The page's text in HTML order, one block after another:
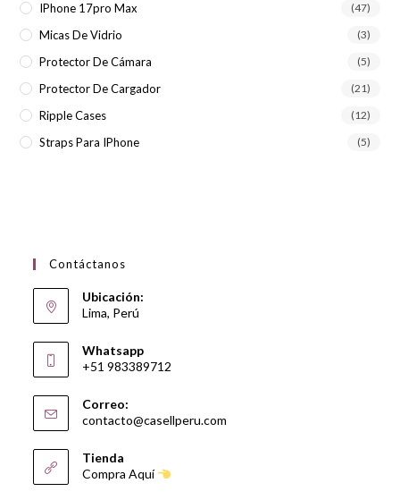
IPhone 17pro Max (47)
Micas De Vidrio (3)
Protector De Cámara (5)
Protector De Cargador (21)
Ripple Cases (12)
Straps Para IPhone (5)
Contáctanos
Ubicación:
Lima, Perú
Whatsapp
+51 983389712
Correo:
contacto@casellperu.com
Tienda
Compra Aquí